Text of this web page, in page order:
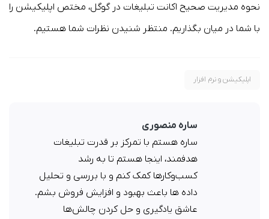
نحوه مدیریت صحیح اکانت تبلیغات در گوگل، مختص اپلیکیشن را
با شما در میان بگذاریم. منتظر شنیدن نظرات شما هستیم.
اپلیکیشن و نرم افزار
ساره منصوری
ساره هستم با تمرکز بر قدرت تبلیغات
هدفمند، اینجا هستم تا به رشد
کسب‌وکارها کمک کنم و با بررسی و تحلیل
داده ها باعث بهبود و افزایش فروش بشم.
عاشق یادگیری و حل کردن چالش‌ها